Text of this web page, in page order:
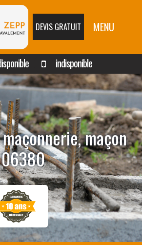
DEVIS GRATUIT MENU
indisponible
maçon